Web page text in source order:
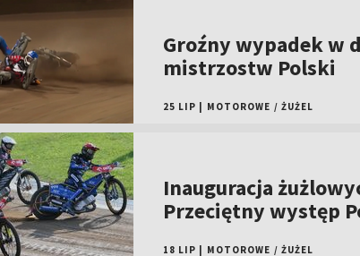
Groźny wypadek w
mistrzostw Polski
25 LIP MOTOROWE / ŻUŻEL
Inauguracja
Przeciętny występ
18 LIP MOTOROWE / ŻUŻEL